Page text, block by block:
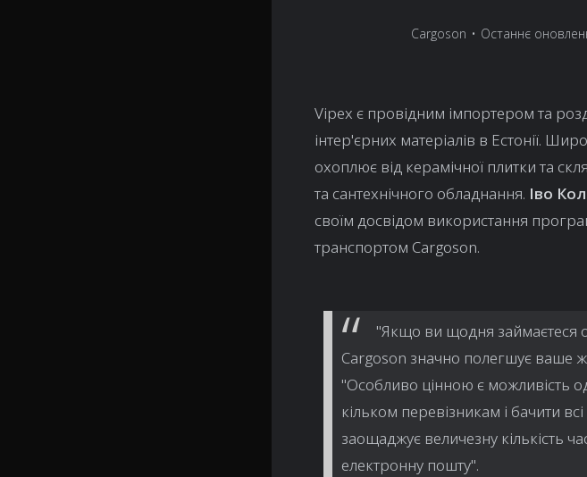
Cargoson • Останнє
Vipex є провідним імпортером та
інтер'єрних матеріалів в Естонії.
охоплює від керамічної плитки та
та сантехнічного обладнання. Іво
своїм досвідом використання
транспортом Cargoson.
"Якщо ви щодня займаєтеся
Cargoson значно полегшує ваше
"Особливо цінною є можливість
кільком перевізникам і бачити
заощаджує величезну кількість
електронну пошту".